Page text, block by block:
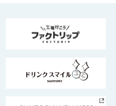
ナビリティ経営